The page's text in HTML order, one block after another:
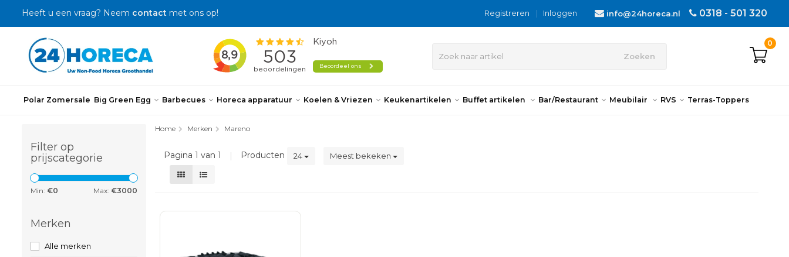
Heeft u een vraag? Neem contact met ons op! 0318 - 501 320
info@24horeca.nl
Inloggen
|
Registreren
Zoeken
0
Polar Zomersale Big Green Egg Barbecues Horeca apparatuur Koelen & Vriezen Keukenartikelen Buffet artikelen Bar/Restaurant Meubilair RVS Terras-Toppers
Filter op
prijscategorie
Min: €0 Max: €3000
Merken
Alle merken
Home Merken Mareno
Pagina 1 van 1 | Producten 24 Meest bekeken